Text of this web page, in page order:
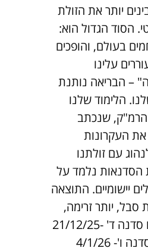
יותר את הזולת
הסוד הגדול הוא:
בעולם, והופכים
עלינו
– הבריאה נותנת
הלימוד שלנו
שנכתב
את העקרונות
עם זולתנו
הסדנאות נלמד על
יישומיים. התוצאה
סבל, יותר זרימה,
שפע ואור. סדנה ג' - 14/12/25 ללא תשלום סדנה ד' -21/12/25
ללא תשלום סדנה ה'- 28/12/25 בתשלום סדנה ו'- 4/1/26